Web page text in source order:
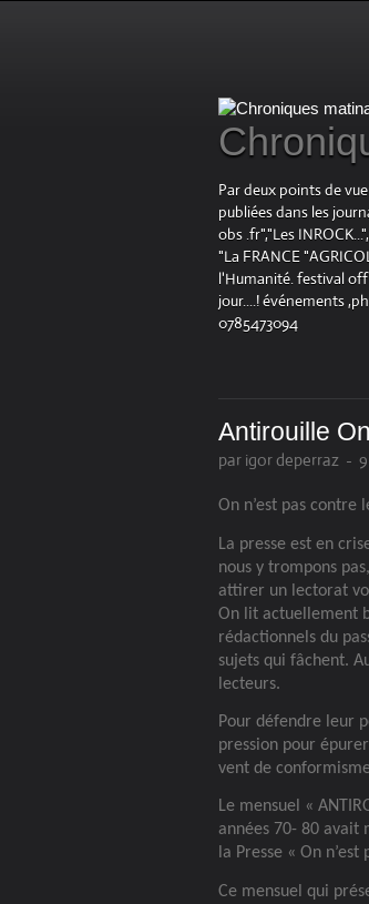
Par deux points de
publiées dans les
obs .fr","Les
"La FRANCE
l'Humanité. festival off
jour....! événements
0785473094
Antirouille
par igor deperraz -
On n’est pas
La presse est en
nous y trompons
attirer un lectorat
On lit actuellement
rédactionnels du
sujets qui fâchent.
lecteurs.
Pour défendre leur
pression pour
vent de
Le mensuel «
années 70- 80 avait
la Presse « On
Ce mensuel qui